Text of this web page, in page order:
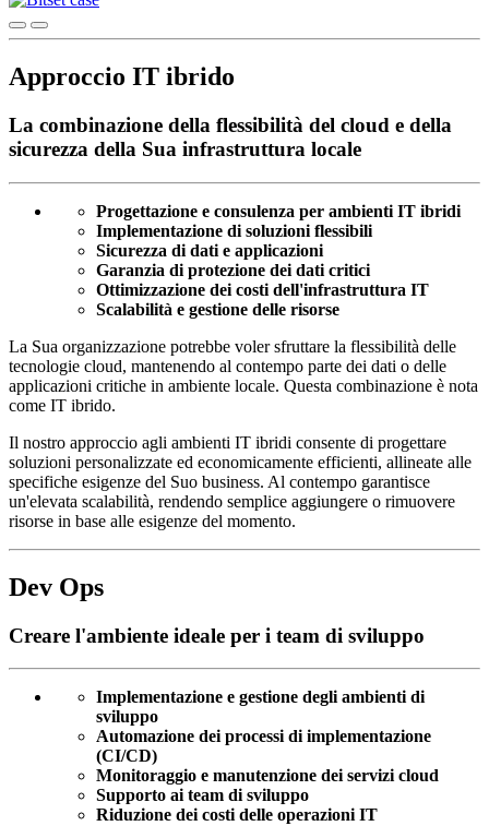
Approccio IT ibrido
La combinazione della flessibilità del cloud e della
sicurezza della Sua infrastruttura locale
Progettazione e consulenza per ambienti IT ibridi
Implementazione di soluzioni flessibili
Sicurezza di dati e applicazioni
Garanzia di protezione dei dati critici
Ottimizzazione dei costi dell'infrastruttura IT
Scalabilità e gestione delle risorse
La Sua organizzazione potrebbe voler sfruttare la flessibilità delle
tecnologie cloud, mantenendo al contempo parte dei dati o delle
applicazioni critiche in ambiente locale. Questa combinazione è nota
come IT ibrido.
Il nostro approccio agli ambienti IT ibridi consente di progettare
soluzioni personalizzate ed economicamente efficienti, allineate alle
specifiche esigenze del Suo business. Al contempo garantisce
un'elevata scalabilità, rendendo semplice aggiungere o rimuovere
risorse in base alle esigenze del momento.
Dev Ops
Creare l'ambiente ideale per i team di sviluppo
Implementazione e gestione degli ambienti di
sviluppo
Automazione dei processi di implementazione
(CI/CD)
Monitoraggio e manutenzione dei servizi cloud
Supporto ai team di sviluppo
Riduzione dei costi delle operazioni IT